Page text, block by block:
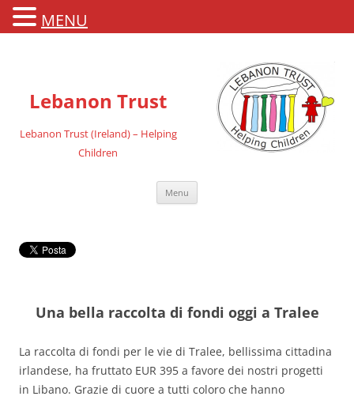
Lebanon Trust
Lebanon Trust (Ireland) – Helping
Children
Menu
Una bella raccolta di fondi oggi a Tralee
La raccolta di fondi per le vie di Tralee, bellissima cittadina
irlandese, ha fruttato EUR 395 a favore dei nostri progetti
in Libano. Grazie di cuore a tutti coloro che hanno
MENU